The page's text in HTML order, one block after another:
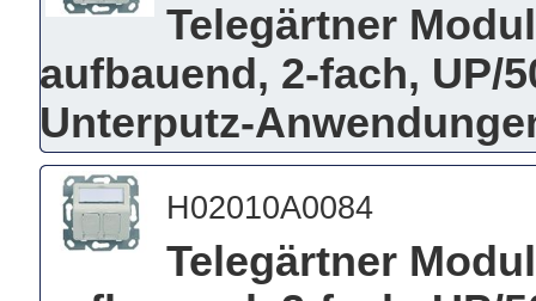
Telegärtner
aufbauend, 2-fach, UP/
Unterputz-
H02010A0084
Telegärtner